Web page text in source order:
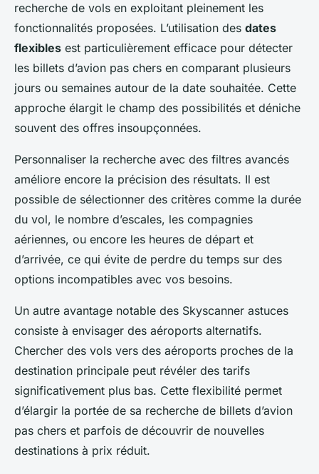
Mathilde 29 avril 2025 4 min de lecture
recherche de vols en exploitant pleinement les
fonctionnalités proposées. L’utilisation des dates
flexibles est particulièrement efficace pour détecter
les billets d’avion pas chers en comparant plusieurs
jours ou semaines autour de la date souhaitée. Cette
approche élargit le champ des possibilités et déniche
souvent des offres insoupçonnées.
Personnaliser la recherche avec des filtres avancés
améliore encore la précision des résultats. Il est
possible de sélectionner des critères comme la durée
du vol, le nombre d’escales, les compagnies
aériennes, ou encore les heures de départ et
d’arrivée, ce qui évite de perdre du temps sur des
options incompatibles avec vos besoins.
Un autre avantage notable des Skyscanner astuces
consiste à envisager des aéroports alternatifs.
Chercher des vols vers des aéroports proches de la
destination principale peut révéler des tarifs
significativement plus bas. Cette flexibilité permet
d’élargir la portée de sa recherche de billets d’avion
pas chers et parfois de découvrir de nouvelles
destinations à prix réduit.